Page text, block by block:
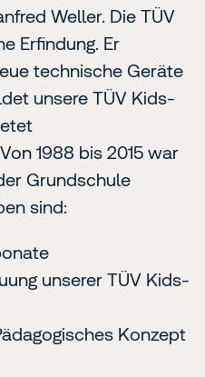
Weller. Die TÜV
Erfindung. Er
technische Geräte
unsere TÜV Kids-
1988 bis 2015 war
Grundschule
sind:
unserer TÜV Kids-
Konzept